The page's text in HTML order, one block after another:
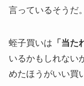
言っているそうだ。
蛭子買いは 「当た
いるかもしれない
めたほうがいい買